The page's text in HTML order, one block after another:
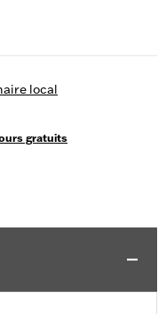
local
gratuits